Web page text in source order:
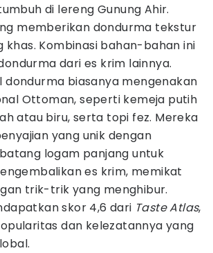
di lereng Gunung Ahir.
memberikan dondurma tekstur
khas. Kombinasi bahan-bahan ini
dari es krim lainnya.
dondurma biasanya mengenakan
Ottoman, seperti kemeja putih
atau biru, serta topi fez. Mereka
yang unik dengan
logam panjang untuk
es krim, memikat
trik-trik yang menghibur.
skor 4,6 dari Taste Atlas,
dan kelezatannya yang